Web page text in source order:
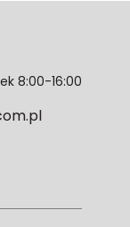
8:00-16:00